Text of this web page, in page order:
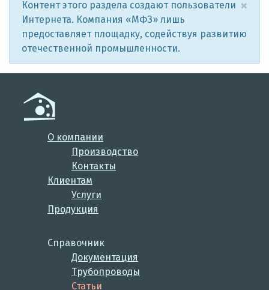
×
Контент этого раздела создают пользователи
Интернета. Компания «МФЗ» лишь
предоставляет площадку, содействуя развитию
отечественной промышленности.
О компании
Производство
Контакты
Клиентам
Услуги
Продукция
Справочник
Документация
Трубопроводы
Статьи